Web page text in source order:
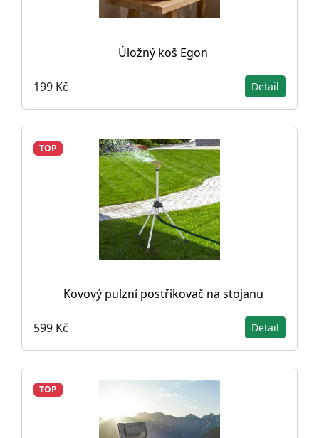
Úložný koš Egon
199 Kč Detail
TOP
Kovový pulzní postřikovač na stojanu
599 Kč Detail
TOP